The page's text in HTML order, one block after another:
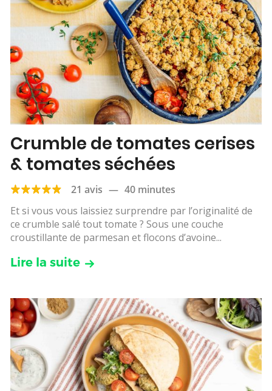
Crumble de tomates cerises
& tomates séchées
21 avis — 40 minutes
Et si vous vous laissiez surprendre par l’originalité de
ce crumble salé tout tomate ? Sous une couche
croustillante de parmesan et flocons d’avoine...
Lire la suite